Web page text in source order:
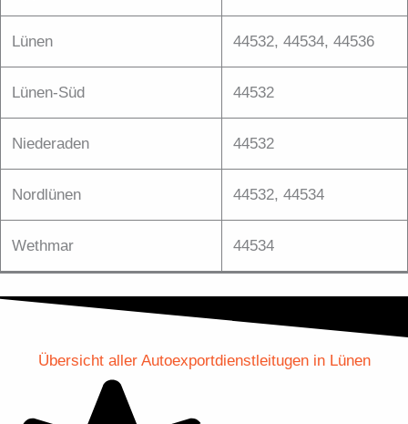
Lünen 44532, 44534, 44536
Lünen-Süd 44532
Niederaden 44532
Nordlünen 44532, 44534
Wethmar 44534
Übersicht aller Autoexportdienstleitugen in Lünen